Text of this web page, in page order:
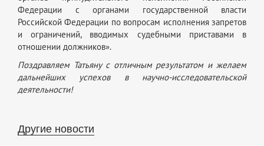
Федерации с органами государственной власти
Российской Федерации по вопросам исполнения запретов
и ограничений, вводимых судебными приставами в
отношении должников».
Поздравляем Татьяну с отличным результатом и желаем
дальнейших успехов в научно-исследовательской
деятельности!
Другие новости